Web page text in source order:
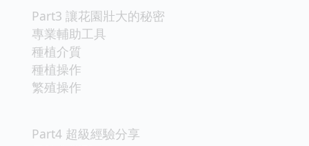
Part3 讓花園壯大的秘密
專業輔助工具
種植介質
種植操作
繁殖操作
Part4 超級經驗分享